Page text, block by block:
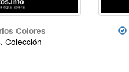
Colores
Colección